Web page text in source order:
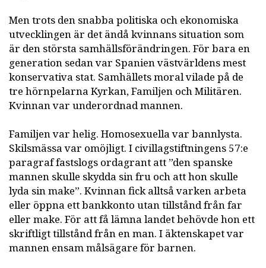
Men trots den snabba politiska och ekonomiska
utvecklingen är det ändå kvinnans situation som
är den största samhällsförändringen. För bara en
generation sedan var Spanien västvärldens mest
konservativa stat. Samhällets moral vilade på de
tre hörnpelarna Kyrkan, Familjen och Militären.
Kvinnan var underordnad mannen.
Familjen var helig. Homosexuella var bannlysta.
Skilsmässa var omöjligt. I civillagstiftningens 57:e
paragraf fastslogs ordagrant att ”den spanske
mannen skulle skydda sin fru och att hon skulle
lyda sin make”. Kvinnan fick alltså varken arbeta
eller öppna ett bankkonto utan tillstånd från far
eller make. För att få lämna landet behövde hon ett
skriftligt tillstånd från en man. I äktenskapet var
mannen ensam målsägare för barnen.